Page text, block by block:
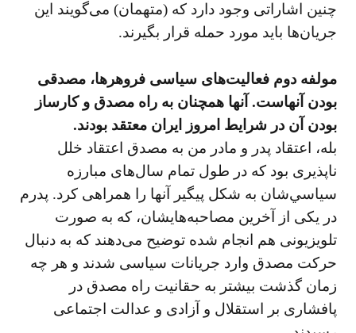
چنين اشاراتی وجود دارد كه (متهمان) می‌گويند اين
جريان‌ها بايد مورد حمله قرار بگيرند.
مولفه دوم فعاليت‌های سياسی فروهرها، مصدقی
بودن آنهاست. آنها همچنان به راه مصدق و كارساز
بودن آن در شرايط امروز ايران معتقد بودند.
بله، اعتقاد پدر و مادر من به مصدق اعتقاد خلل
ناپذيری بود كه در طول تمام سال‌های مبارزه
سياسي‌شان به شكل پيگير آنها را همراهی كرد. پدرم
در يكی از آخرين مصاحبه‌هايشان، كه به صورت
تلويزيونی هم انجام شده توضيح می‌دهند كه به دنبال
حركت مصدق وارد جريانات سياسی شدند و هر چه
زمان گذشت بيشتر به حقانيت راه مصدق در
پافشاری بر استقلال و آزادی و عدالت اجتماعی